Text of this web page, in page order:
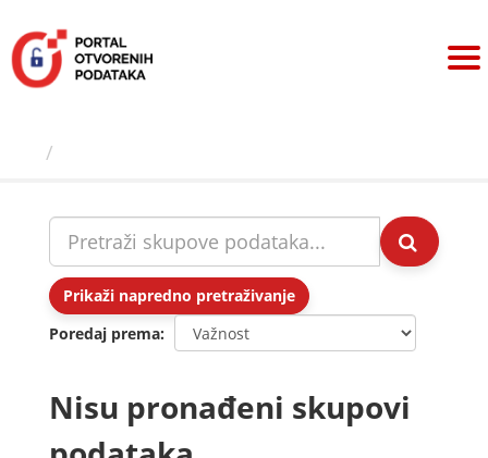
sadržaj
Prikaži napredno pretraživanje
Poredaj prema
Nisu pronađeni skupovi